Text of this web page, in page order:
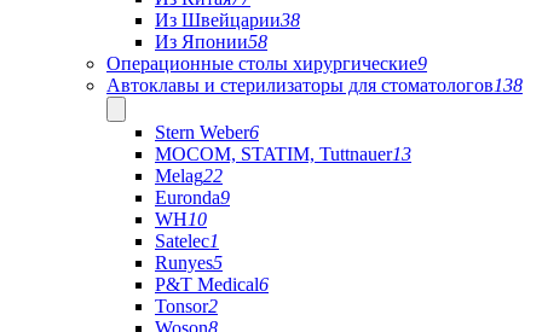
Из Швейцарии38
Из Японии58
Операционные столы хирургические9
Автоклавы и стерилизаторы для стоматологов138
Stern Weber6
MOCOM, STATIM, Tuttnauer13
Melag22
Euronda9
WH10
Satelec1
Runyes5
P&T Medical6
Tonsor2
Woson8